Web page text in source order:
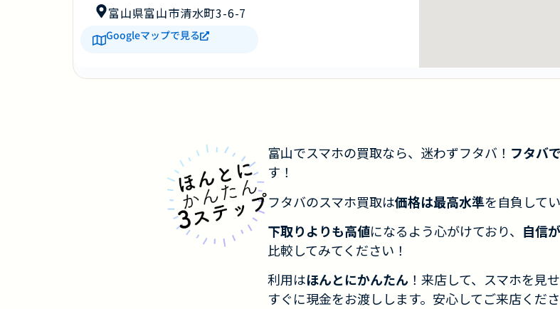
富山県富山市清水町3-6-7
Googleマップで見る
富山でスマホの買取なら、迷わずフタバ！ フタバ
す！
フタバのスマホ買取は価格は最高水準を自負して
下取りよりも高値になるよう心がけており、 自信
比較してみてください！
利用はほんとにかんたん ！来店して、スマホを見
すぐに現金をお渡しします。安心してご来店くだ